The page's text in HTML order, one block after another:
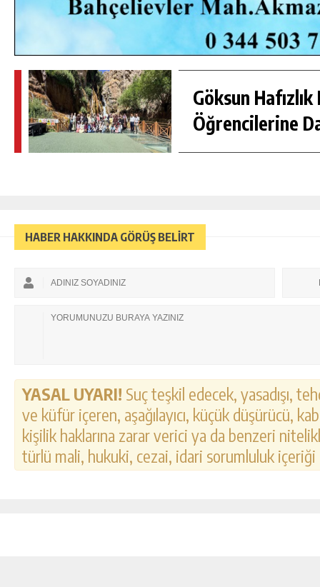
Göksun Hafızlık
Öğrencilerine
HABER HAKKINDA GÖRÜŞ BELİRT
YASAL UYARI! Suç teşkil edecek, yasadışı,
ve küfür içeren, aşağılayıcı, küçük düşürücü,
kişilik haklarına zarar verici ya da benzeri
türlü mali, hukuki, cezai, idari sorumluluk
GÜNLÜK HABER AKIŞI
GÖKSUN HAFIZLIK KIZ KUR’AN KURSU
ÖĞRENCILERINE DARENDE GEZISI.